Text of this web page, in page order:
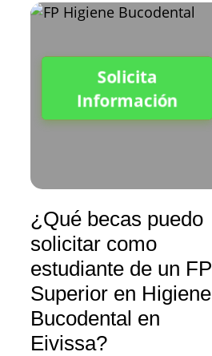
Solicita
Información
¿Qué becas puedo
solicitar como
estudiante de un FP
Superior en Higiene
Bucodental en
Eivissa?